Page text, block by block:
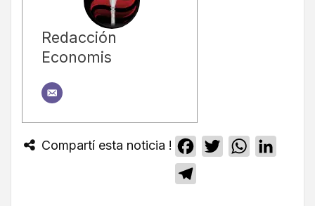
Redacción
Economis
Compartí esta noticia ! Facebook
TwitterWhatsApp